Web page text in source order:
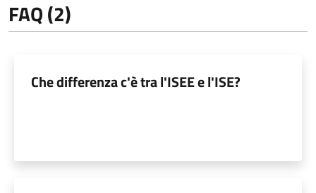
FAQ (2)
Che differenza c'è tra l'ISEE e l'ISE?